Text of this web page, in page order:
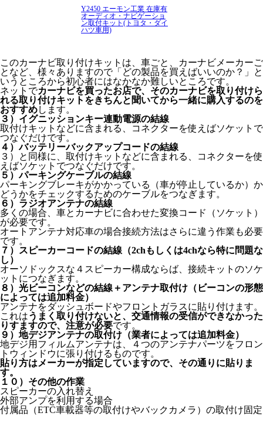
Y2450 エーモン工業 在庫有
オーディオ・ナビゲーショ
ン取付キット(トヨタ・ダイ
ハツ車用)
このカーナビ取り付けキットは、車ごと、カーナビメーカーご
となど、様々ありますので「どの製品を買えばいいのか？」と
いうところから初心者にはなかなか難しいところです。
ネットでカーナビを買ったお店で、そのカーナビを取り付けら
れる取り付けキットをきちんと聞いてから一緒に購入するのを
おすすめします。
３）イグニッションキー連動電源の結線
取付けキットなどに含まれる、コネクターを使えばソケットで
つなぐだけです。
４）バッテリーバックアップコードの結線
３）と同様に、取付けキットなどに含まれる、コネクターを使
えばソケットでつなぐだけです。
５）パーキングケーブルの結線
パーキングブレーキがかかっている（車が停止しているか）か
どうかをチェックするためのケーブルをつなぎます。
６）ラジオアンテナの結線
多くの場合、車とカーナビに合わせた変換コード（ソケット）
が必要です。
オートアンテナ対応車の場合接続方法はさらに違う作業も必要
です。
７）スピーカーコードの結線（2chもしくは4chなら特に問題な
し）
オーソドックスな４スピーカー構成ならば、接続キットのソケ
ットにつなぎます。
８）光ビーコンなどの結線＋アンテナ取付け（ビーコンの形態
によっては追加料金）
アンテナをダッシュボードやフロントガラスに貼り付けます。
これはうまく取り付けないと、交通情報の受信ができなかった
りすますので、注意が必要です。
９）地デジアンテナの取付け（業者によっては追加料金）
地デジ用フィルムアンテナは、４つのアンテナパーツをフロン
トウィンドウに張り付けるものです。
貼り方はメーカーが指定していますので、その通りに貼りま
す。
１０）その他の作業
スピーカーの入れ替え
外部アンプを利用する場合
付属品（ETC車載器等の取付けやバックカメラ）の取付け固定